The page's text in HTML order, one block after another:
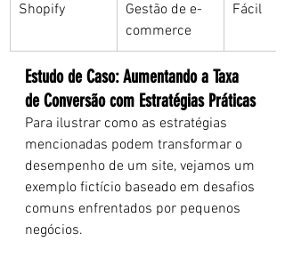
Shopify
Gestão de e-
commerce
Fácil
Estudo de Caso: Aumentando a Taxa
de Conversão com Estratégias Práticas
Para ilustrar como as estratégias
mencionadas podem transformar o
desempenho de um site, vejamos um
exemplo fictício baseado em desafios
comuns enfrentados por pequenos
negócios.